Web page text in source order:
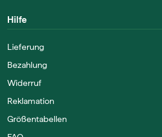
Hilfe
Lieferung
Bezahlung
Widerruf
Reklamation
Größentabellen